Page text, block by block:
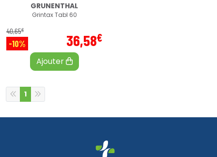
GRUNENTHAL
Grintax Tabl 60
40,65€
-10% 36,58€
Ajouter
1